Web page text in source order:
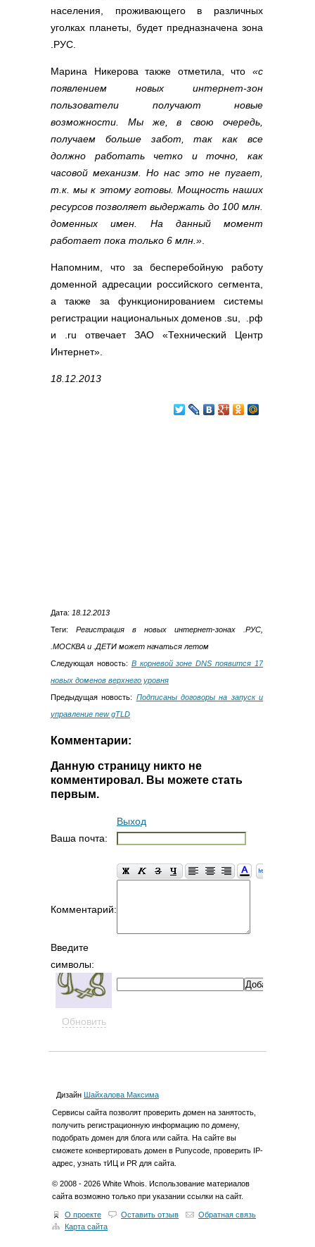
населения, проживающего в различных
уголках планеты, будет предназначена зона
.РУС.
Марина Никерова также отметила, что «с
появлением новых интернет-зон
пользователи получают новые
возможности. Мы же, в свою очередь,
получаем больше забот, так как все
должно работать четко и точно, как
часовой механизм. Но нас это не пугает,
т.к. мы к этому готовы. Мощность наших
ресурсов позволяет выдержать до 100 млн.
доменных имен. На данный момент
работает пока только 6 млн.»
Напомним, что за бесперебойную работу
доменной адресации российского сегмента,
а также за функционированием системы
регистрации национальных доменов .su, .рф
и .ru отвечает ЗАО «Технический Центр
Интернет».
18.12.2013
Дата: 18.12.2013
Теги: Регистрация в новых интернет-зонах .РУС,
.МОСКВА и .ДЕТИ может начаться летом
Следующая новость: В корневой зоне DNS появится 17
новых доменов верхнего уровня
Предыдущая новость: Подписаны договоры на запуск и
управление new gTLD
Комментарии:
Данную страницу никто не
комментировал. Вы можете стать
первым.
Выход
Ваша почта:
Комментарий:
Введите
символы:
Обновить
Дизайн Шайхалова Максима
Cервиcы сайта позволят проверить домен на занятость,
получить регистрационную информацию по домену,
подобрать домен для блога или сайта. На сайте вы
сможете конвертировать домен в Punycode, проверить IP-
адрес, узнать тИЦ и PR для сайта.
© 2008 - 2026 White Whois. Использование материалов
сайта возможно только при указании ссылки на сайт.
О проекте Оставить отзыв
Обратная связь
Карта сайта